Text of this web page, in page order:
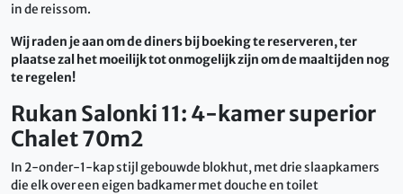
in de reissom.
Wij raden je aan om de diners bij boeking te reserveren, ter
plaatse zal het moeilijk tot onmogelijk zijn om de maaltijden nog
te regelen!
Rukan Salonki 11: 4-kamer superior
Chalet 70m2
In 2-onder-1-kap stijl gebouwde blokhut, met drie slaapkamers
die elk over een eigen badkamer met douche en toilet